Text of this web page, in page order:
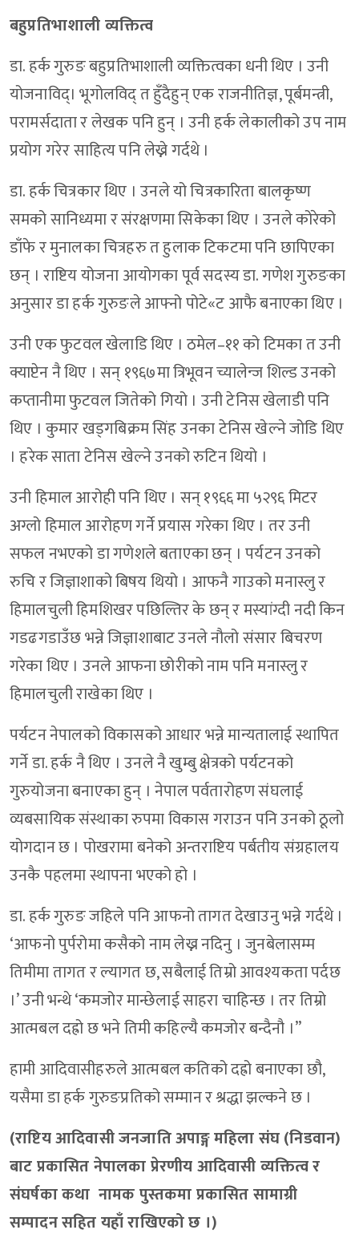
बहुप्रतिभाशाली व्यक्तित्व
डा. हर्क गुरुङ बहुप्रतिभाशाली व्यक्तित्वका धनी थिए । उनी
योजनाविद्। भूगोलविद् त हुँदैहुन् एक राजनीतिज्ञ, पूर्बमन्त्री,
परामर्सदाता र लेखक पनि हुन् । उनी हर्क लेकालीको उप नाम
प्रयोग गरेर साहित्य पनि लेख्ने गर्दथे ।
डा. हर्क चित्रकार थिए । उनले यो चित्रकारिता बालकृष्ण
समको सानिध्यमा र संरक्षणमा सिकेका थिए । उनले कोरेको
डाँफे र मुनालका चित्रहरु त हुलाक टिकटमा पनि छापिएका
छन् । राष्टिय योजना आयोगका पूर्व सदस्य डा. गणेश गुरुङका
अनुसार डा हर्क गुरुङले आफ्नो पोटे«ट आफै बनाएका थिए ।
उनी एक फुटवल खेलाडि थिए । ठमेल–११ को टिमका त उनी
क्याप्टेन नै थिए । सन् १९६७मा त्रिभूवन च्यालेन्ज शिल्ड उनको
कप्तानीमा फुटवल जितेको गियो । उनी टेनिस खेलाडी पनि
थिए । कुमार खड्गबिक्रम सिंह उनका टेनिस खेल्ने जोडि थिए
। हरेक साता टेनिस खेल्ने उनको रुटिन थियो ।
उनी हिमाल आरोही पनि थिए । सन् १९६६ मा ५२९६ मिटर
अग्लो हिमाल आरोहण गर्ने प्रयास गरेका थिए । तर उनी
सफल नभएको डा गणेशले बताएका छन् । पर्यटन उनको
रुचि र जिज्ञाशाको बिषय थियो । आफनै गाउको मनास्लु र
हिमालचुली हिमशिखर पछिल्तिर के छन् र मस्यांग्दी नदी किन
गडढगडाउँछ भन्ने जिज्ञाशाबाट उनले नौलो संसार बिचरण
गरेका थिए । उनले आफना छोरीको नाम पनि मनास्लु र
हिमालचुली राखेका थिए ।
पर्यटन नेपालको विकासको आधार भन्ने मान्यतालाई स्थापित
गर्ने डा. हर्क नै थिए । उनले नै खुम्बु क्षेत्रको पर्यटनको
गुरुयोजना बनाएका हुन् । नेपाल पर्वतारोहण संघलाई
व्यबसायिक संस्थाका रुपमा विकास गराउन पनि उनको ठूलो
योगदान छ । पोखरामा बनेको अन्तराष्टिय पर्बतीय संग्रहालय
उनकै पहलमा स्थापना भएको हो ।
डा. हर्क गुरुङ जहिले पनि आफनो तागत देखाउनु भन्ने गर्दथे ।
‘आफनो पुर्परोमा कसैको नाम लेख्न नदिनु । जुनबेलासम्म
तिमीमा तागत र ल्यागत छ, सबैलाई तिम्रो आवश्यकता पर्दछ
।’ उनी भन्थे ‘कमजोर मान्छेलाई साहरा चाहिन्छ । तर तिम्रो
आत्मबल दह्रो छ भने तिमी कहिल्यै कमजोर बन्दैनौ ।”
हामी आदिवासीहरुले आत्मबल कतिको दह्रो बनाएका छौ,
यसैमा डा हर्क गुरुङप्रतिको सम्मान र श्रद्धा झल्कने छ ।
(राष्टिय आदिवासी जनजाति अपाङ्ग महिला संघ (निडवान)
बाट प्रकासित नेपालका प्रेरणीय आदिवासी व्यक्तित्व र
संघर्षका कथा नामक पुस्तकमा प्रकासित सामाग्री
सम्पादन सहित यहाँ राखिएको छ ।)